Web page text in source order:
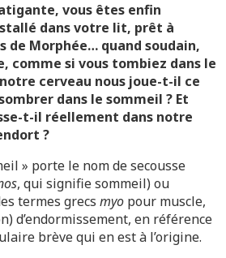
vous êtes enfin
dans votre lit, prêt à
de Morphée… quand soudain,
comme si vous tombiez dans le
cerveau nous joue-t-il ce
dans le sommeil ? Et
t-il réellement dans notre
?
» porte le nom de secousse
, qui signifie sommeil) ou
termes grecs myo pour muscle,
d’endormissement, en référence
brève qui en est à l’origine.